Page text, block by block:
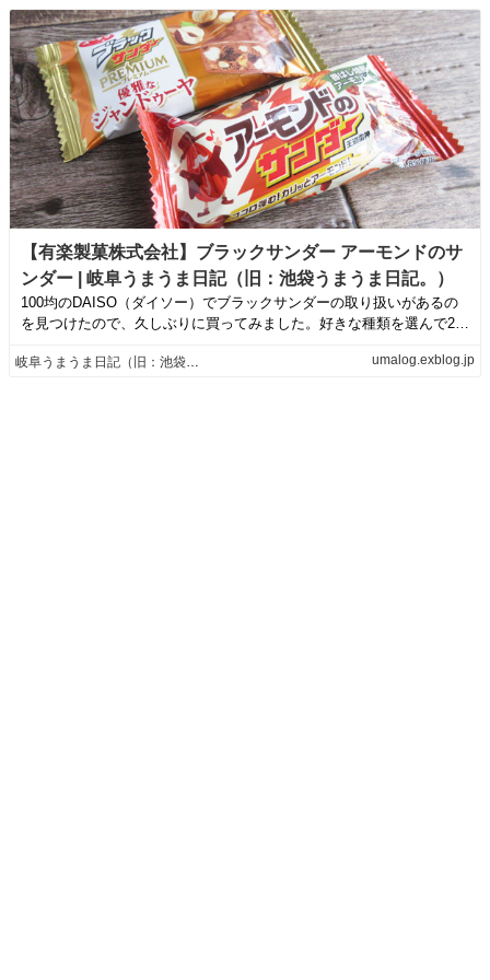
【有楽製菓株式会社】ブラックサンダー アーモンドのサ
ンダー | 岐阜うまうま日記（旧：池袋うまうま日記。）
100均のDAISO（ダイソー）でブラックサンダーの取り扱いがあるの
を見つけたので、久しぶりに買ってみました。好きな種類を選んで2個
岐阜うまうま日記（旧：池袋うまうま日記。） umalog.exblog.jp